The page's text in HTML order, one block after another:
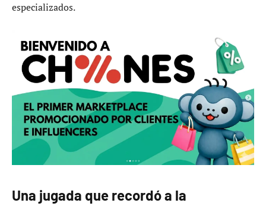
especializados.
Una jugada que recordó a la